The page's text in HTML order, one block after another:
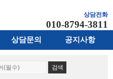
상담전화
010-8794-3811
상담문의 공지사항